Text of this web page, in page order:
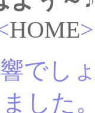
HOME>
でし
した